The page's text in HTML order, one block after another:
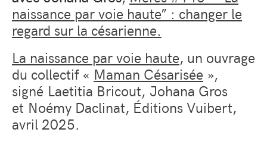
naissance par voie haute” : changer le
regard sur la césarienne.
La naissance par voie haute, un ouvrage
du collectif « Maman Césarisée »,
signé Laetitia Bricout, Johana Gros
et Noémy Daclinat, Éditions Vuibert,
avril 2025.